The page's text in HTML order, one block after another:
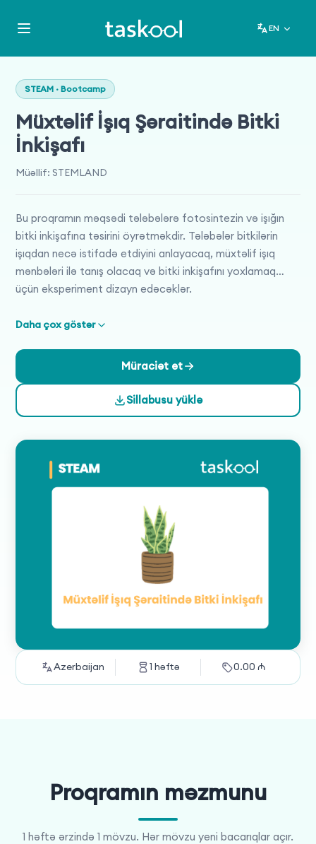
EN
STEAM · Bootcamp
Müxtəlif İşıq Şəraitində Bitki
İnkişafı
Müəllif: STEMLAND
Bu proqramın məqsədi tələbələrə fotosintezin və işığın
bitki inkişafına təsirini öyrətməkdir. Tələbələr bitkilərin
işıqdan necə istifadə etdiyini anlayacaq, müxtəlif işıq
mənbələri ilə tanış olacaq və bitki inkişafını yoxlamaq
üçün eksperiment dizayn edəcəklər.
Daha çox göstər
Müraciət et
Sillabusu yüklə
Azerbaijan 1 həftə 0.00 ₼
Proqramın məzmunu
1 həftə ərzində 1 mövzu. Hər mövzu yeni bacarıqlar açır.